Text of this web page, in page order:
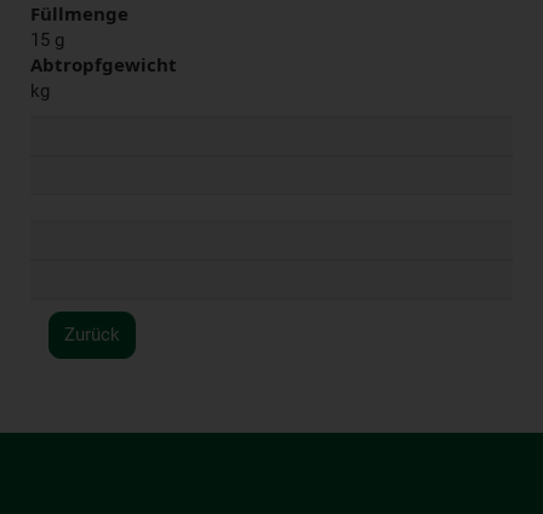
Füllmenge
15 g
Abtropfgewicht
kg
Zurück